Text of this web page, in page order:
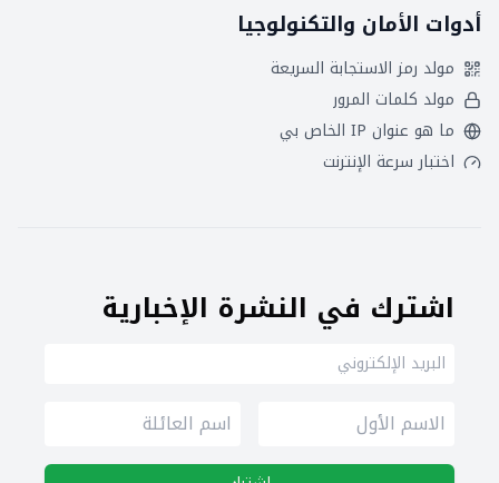
أدوات الأمان والتكنولوجيا
مولد رمز الاستجابة السريعة
مولد كلمات المرور
ما هو عنوان IP الخاص بي
اختبار سرعة الإنترنت
اشترك في النشرة الإخبارية